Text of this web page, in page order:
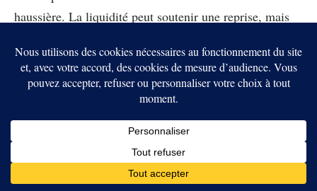
haussière. La liquidité peut soutenir une reprise, mais
continuent de baisser.
Cette réserve pourrait devenir importante si Bitcoin
confirme un plancher, comme dansle scénario d’un
aussi rester immobile tant que les investisseurs ne
voient pas de signal clair.